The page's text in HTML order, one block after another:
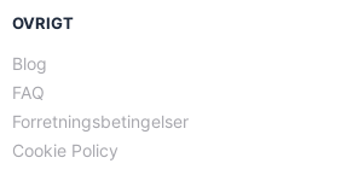
OVRIGT
Blog
FAQ
Forretningsbetingelser
Cookie Policy